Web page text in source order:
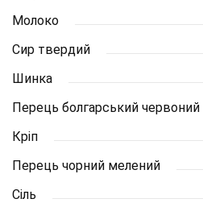
Молоко
Сир твердий
Шинка
Перець болгарський червоний
Кріп
Перець чорний мелений
Сіль